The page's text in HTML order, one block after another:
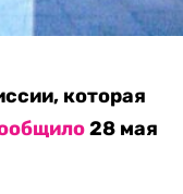
которая
28 мая